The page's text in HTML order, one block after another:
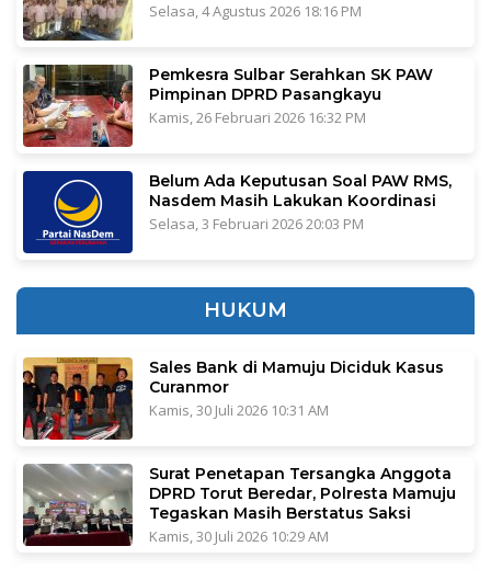
Selasa, 4 Agustus 2026 18:16 PM
Pemkesra Sulbar Serahkan SK PAW
Pimpinan DPRD Pasangkayu
Kamis, 26 Februari 2026 16:32 PM
Belum Ada Keputusan Soal PAW RMS,
Nasdem Masih Lakukan Koordinasi
Selasa, 3 Februari 2026 20:03 PM
HUKUM
Sales Bank di Mamuju Diciduk Kasus
Curanmor
Kamis, 30 Juli 2026 10:31 AM
Surat Penetapan Tersangka Anggota
DPRD Torut Beredar, Polresta Mamuju
Tegaskan Masih Berstatus Saksi
Kamis, 30 Juli 2026 10:29 AM